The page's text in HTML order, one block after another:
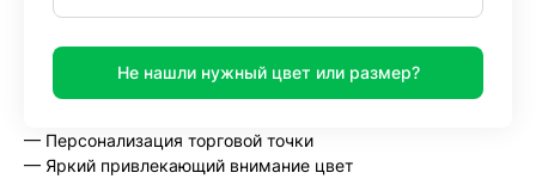
Не нашли нужный цвет или размер?
— Персонализация торговой точки
— Яркий привлекающий внимание цвет